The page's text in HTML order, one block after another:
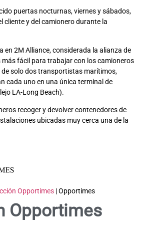
puertas nocturnas, viernes y sábados,
cliente y del camionero durante la
en 2M Alliance, considerada la alianza de
fácil para trabajar con los camioneros
solo dos transportistas marítimos,
cada uno en una única terminal de
LA-Long Beach).
recoger y devolver contenedores de
ubicadas muy cerca una de la
Opportimes | Opportimes
Opportimes